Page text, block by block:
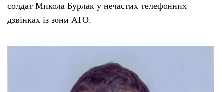
солдат Микола Бурлак у нечастих телефонних
дзвінках із зони АТО.